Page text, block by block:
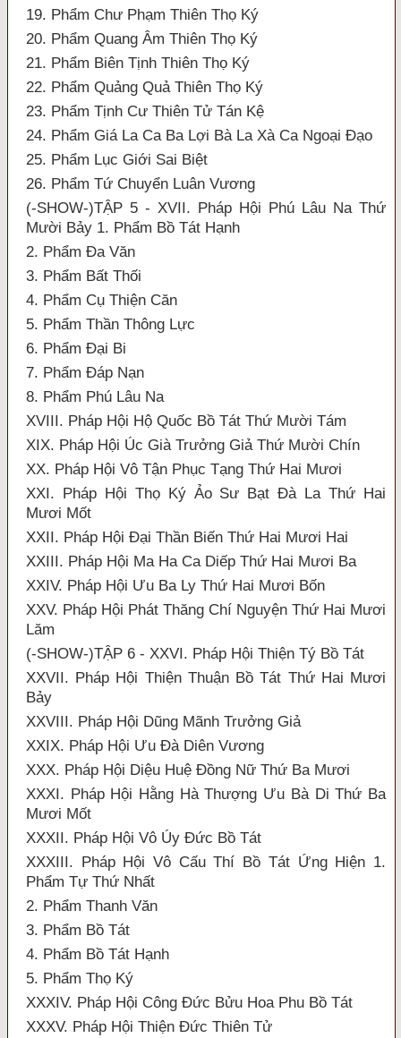
19. Phẩm Chư Phạm Thiên Thọ Ký
20. Phẩm Quang Âm Thiên Thọ Ký
21. Phẩm Biên Tịnh Thiên Thọ Ký
22. Phẩm Quảng Quả Thiên Thọ Ký
23. Phẩm Tịnh Cư Thiên Tử Tán Kệ
24. Phẩm Giá La Ca Ba Lợi Bà La Xà Ca Ngoại Đạo
25. Phẩm Lục Giới Sai Biệt
26. Phẩm Tứ Chuyển Luân Vương
(-SHOW-)TẬP 5 - XVII. Pháp Hội Phú Lâu Na Thứ
Mười Bảy 1. Phẩm Bồ Tát Hạnh
2. Phẩm Đa Văn
3. Phẩm Bất Thối
4. Phẩm Cụ Thiện Căn
5. Phẩm Thần Thông Lực
6. Phẩm Đại Bi
7. Phẩm Đáp Nạn
8. Phẩm Phú Lâu Na
XVIII. Pháp Hội Hộ Quốc Bồ Tát Thứ Mười Tám
XIX. Pháp Hội Úc Già Trưởng Giả Thứ Mười Chín
XX. Pháp Hội Vô Tận Phục Tạng Thứ Hai Mươi
XXI. Pháp Hội Thọ Ký Ảo Sư Bạt Đà La Thứ Hai
Mươi Mốt
XXII. Pháp Hội Đại Thần Biến Thứ Hai Mươi Hai
XXIII. Pháp Hội Ma Ha Ca Diếp Thứ Hai Mươi Ba
XXIV. Pháp Hội Ưu Ba Ly Thứ Hai Mươi Bốn
XXV. Pháp Hội Phát Thăng Chí Nguyện Thứ Hai Mươi
Lăm
(-SHOW-)TẬP 6 - XXVI. Pháp Hội Thiện Tý Bồ Tát
XXVII. Pháp Hội Thiện Thuận Bồ Tát Thứ Hai Mươi
Bảy
XXVIII. Pháp Hội Dũng Mãnh Trưởng Giả
XXIX. Pháp Hội Ưu Đà Diên Vương
XXX. Pháp Hội Diệu Huệ Đồng Nữ Thứ Ba Mươi
XXXI. Pháp Hội Hằng Hà Thượng Ưu Bà Di Thứ Ba
Mươi Mốt
XXXII. Pháp Hội Vô Úy Đức Bồ Tát
XXXIII. Pháp Hội Vô Cấu Thí Bồ Tát Ứng Hiện 1.
Phẩm Tự Thứ Nhất
2. Phẩm Thanh Văn
3. Phẩm Bồ Tát
4. Phẩm Bồ Tát Hạnh
5. Phẩm Thọ Ký
XXXIV. Pháp Hội Công Đức Bửu Hoa Phu Bồ Tát
XXXV. Pháp Hội Thiện Đức Thiên Tử